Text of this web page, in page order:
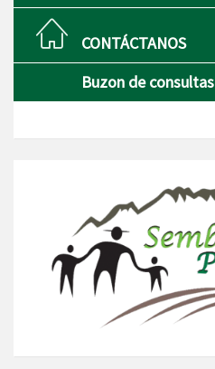
CONTÁCTANOS
Buzon de consultas